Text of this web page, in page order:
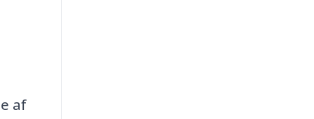
af